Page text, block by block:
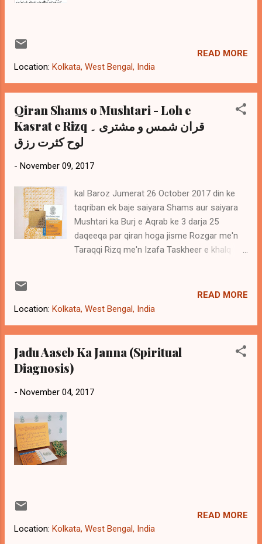
Location: Kolkata, West Bengal, India
READ MORE
Qiran Shams o Mushtari - Loh e
Kasrat e Rizq قران شمس و مشتری ۔
لوح کثرت رزق
- November 09, 2017
kal Baroz Jumerat 26 October 2017 din ke
taqriban ek baje saiyara Shams aur saiyara
Mushtari ka Burj e Aqrab ke 3 darja 25
daqeeqa par qiran hoga jisme Rozgar me'n
Taraqqi Rizq me'n Izafa Taskheer e khalq
kiye jate hai'n. Qiran Mushtari o Shams Me
Tyar Kia Gaya yeh Loh kaghaz aur Tanbe ke
Location: Kolkata, West Bengal, India
READ MORE
Jadu Aaseb Ka Janna (Spiritual
Diagnosis)
- November 04, 2017
Location: Kolkata, West Bengal, India
READ MORE